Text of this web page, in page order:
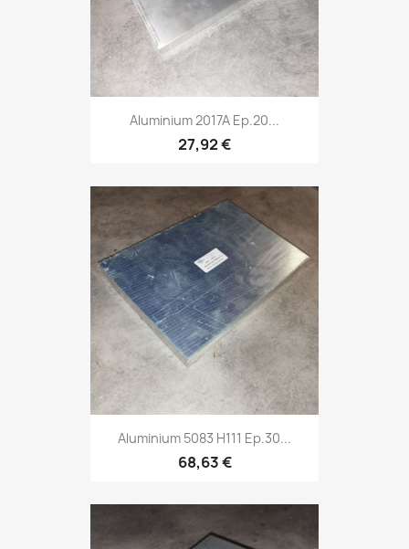
Aluminium 2017A Ep.20...
27,92 €
Aluminium 5083 H111 Ep.30...
68,63 €